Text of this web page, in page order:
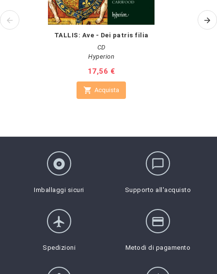
TALLIS: Ave - Dei patris filia
CD
Hyperion
Prezzo
17,56 €
 Acquista
album
Imballaggi sicuri
chat_bubble_outline
Supporto all'acquisto
flight
Spedizioni
credit_card
Metodi di pagamento